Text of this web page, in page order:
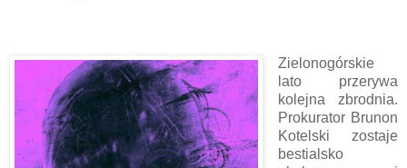
Zielonogórskie
lato przerywa
kolejna zbrodnia.
Prokurator Brunon
Kotelski zostaje
bestialsko